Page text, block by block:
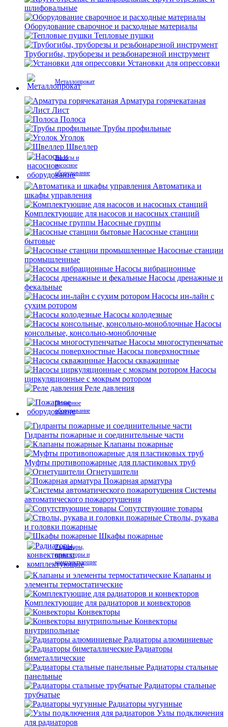
шлифовальные
Оборудование сварочное и расходные материалы
Тепловые пушки
Трубогибы, труборезы и резьбонарезной инструмент
Установки для опрессовки
Металлопрокат
Арматура горячекатаная
Лист
Полоса
Трубы профильные
Уголок
Швеллер
Насосы и
насосное
оборудование
Автоматика и
шкафы управления
Комплектующие для насосов и насосных станций
Насосные группы
Насосные станции
бытовые
Насосные станции
промышленные
Насосы вибрационные
Насосы дренажные и
фекальные
Насосы ин-лайн с
сухим ротором
Насосы колодезные
Насосы
консольные, консольно-моноблочные
Насосы многоступенчатые
Насосы поверхностные
Насосы скважинные
Насосы
циркуляционные с мокрым ротором
Реле давления
Пожарное
оборудование
Гидранты пожарные и соединительные части
Клапаны пожарные
Муфты противопожарные для пластиковых труб
Огнетушители
Пожарная арматура
Системы
автоматического пожаротушения
Сопутствующие товары
Стволы, рукава
и головки пожарные
Шкафы пожарные
Радиаторы,
конвекторы и
комплектующие
Клапаны и
элементы термостатические
Комплектующие для радиаторов и конвекторов
Конвекторы
Конвекторы
внутрипольные
Радиаторы алюминиевые
Радиаторы
биметаллические
Радиаторы стальные
панельные
Радиаторы стальные
трубчатые
Радиаторы чугунные
Узлы подключения
для радиаторов